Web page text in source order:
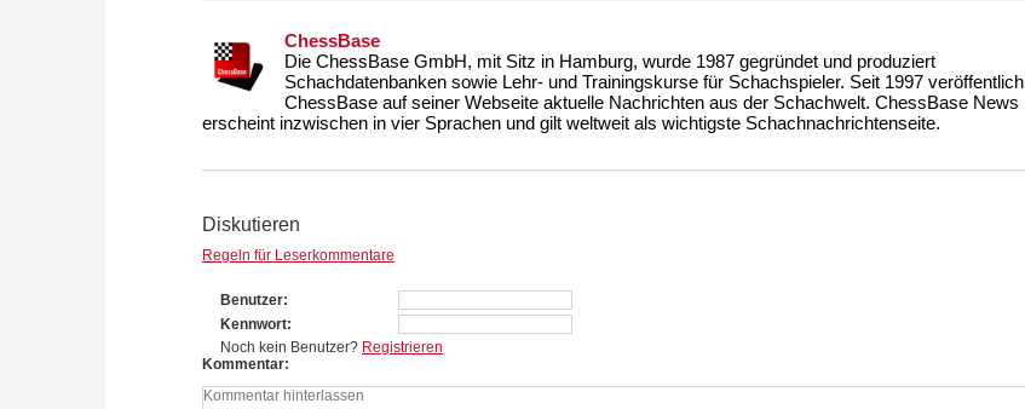
ChessBase
Die ChessBase GmbH, mit Sitz in Hamburg, wurde 1987 gegründet und produziert
Schachdatenbanken sowie Lehr- und Trainingskurse für Schachspieler. Seit 1997 veröffentlich
ChessBase auf seiner Webseite aktuelle Nachrichten aus der Schachwelt. ChessBase News
erscheint inzwischen in vier Sprachen und gilt weltweit als wichtigste Schachnachrichtenseite.
Diskutieren
Regeln für Leserkommentare
Benutzer
Kennwort
Noch kein Benutzer? Registrieren
Kommentar